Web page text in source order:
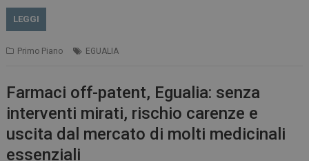
LEGGI
Primo Piano EGUALIA
Farmaci off-patent, Egualia: senza
interventi mirati, rischio carenze e
uscita dal mercato di molti medicinali
essenziali